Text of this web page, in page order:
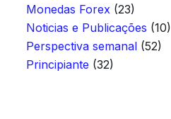
Monedas Forex (23)
Noticias e Publicações (10)
Perspectiva semanal (52)
Principiante (32)